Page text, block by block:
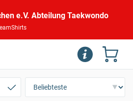
e.V. Abteilung Taekwondo